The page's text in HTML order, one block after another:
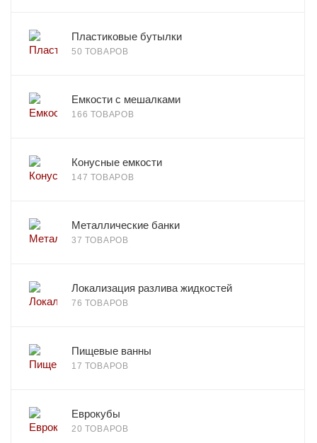
Пластиковые бутылки
50 ТОВАРОВ
Емкости с мешалками
166 ТОВАРОВ
Конусные емкости
147 ТОВАРОВ
Металлические банки
37 ТОВАРОВ
Локализация разлива жидкостей
76 ТОВАРОВ
Пищевые ванны
17 ТОВАРОВ
Еврокубы
20 ТОВАРОВ